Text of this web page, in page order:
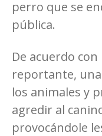
perro que se
pública.
De acuerdo
reportante,
los animales y
agredir al
provocándole